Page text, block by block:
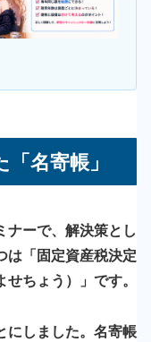
名寄帳」
ナーで、解決策とし
は「固定資産税決定
ちょう）」 です。
にしました。名寄帳